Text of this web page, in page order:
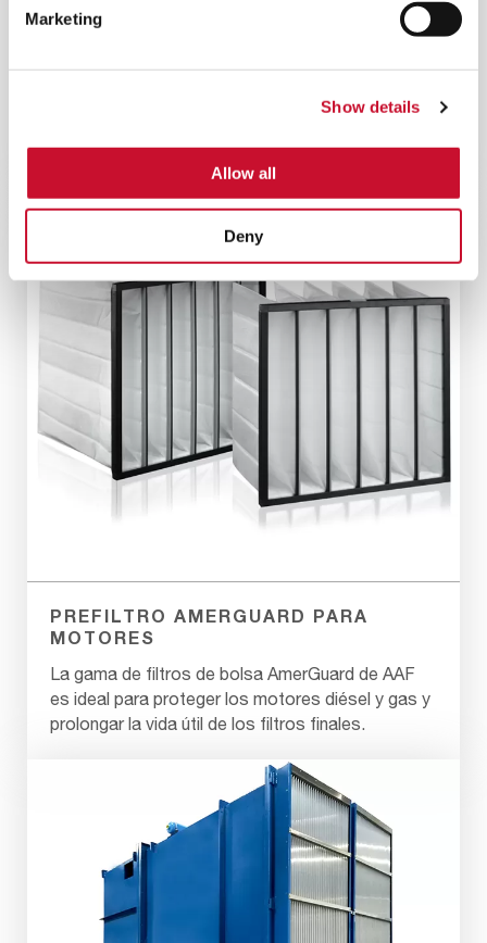
Marketing
Show details
Allow all
Deny
MOTORES
Excepcional combinación de tecnología de
PREFILTRO AMERGUARD PARA
MOTORES
La gama de filtros de bolsa AmerGuard de AAF
es ideal para proteger los motores diésel y gas y
prolongar la vida útil de los filtros finales.